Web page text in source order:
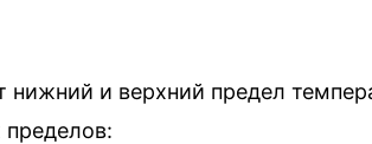
и верхний предел